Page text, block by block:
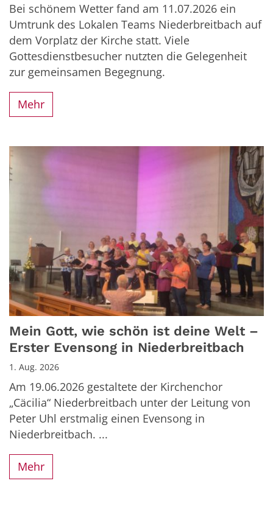
Bei schönem Wetter fand am 11.07.2026 ein
Umtrunk des Lokalen Teams Niederbreitbach auf
dem Vorplatz der Kirche statt. Viele
Gottesdienstbesucher nutzten die Gelegenheit
zur gemeinsamen Begegnung.
Mehr
Mein Gott, wie schön ist deine Welt –
Erster Evensong in Niederbreitbach
1. Aug. 2026
Am 19.06.2026 gestaltete der Kirchenchor
„Cäcilia“ Niederbreitbach unter der Leitung von
Peter Uhl erstmalig einen Evensong in
Niederbreitbach. ...
Mehr